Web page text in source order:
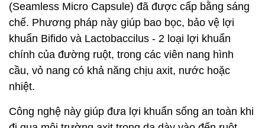
(Seamless Micro Capsule) đã được cấp bằng sáng
chế. Phương pháp này giúp bao bọc, bảo vệ lợi
khuẩn Bifido và Lactobaccilus - 2 loại lợi khuẩn
chính của đường ruột, trong các viên nang hình
cầu, vỏ nang có khả năng chịu axit, nước hoặc
nhiệt.
Công nghệ này giúp đưa lợi khuẩn sống an toàn khi